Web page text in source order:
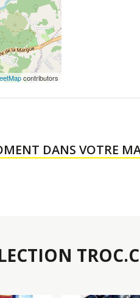
contributors
DANS VOTRE